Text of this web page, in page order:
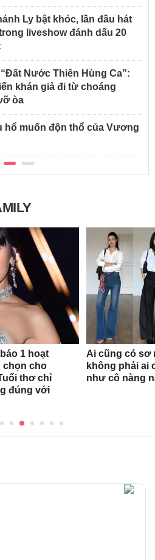
Ly bật khóc, lần đầu hát
liveshow đánh dấu 20
Nước Thiên Hùng Ca”:
khán giả đi từ choáng
òa
hổ muốn độn thổ của Vương
1 hoạt
chọn cho
thơ chỉ
đúng với
Ai cũng có sơ
không phải ai
như cô nàng